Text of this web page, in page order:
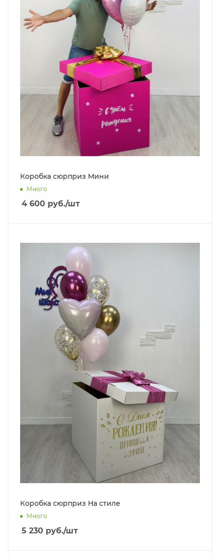
Коробка сюрприз Мини
Много
4 600 руб./шт
Коробка сюрприз На стиле
Много
5 230 руб./шт